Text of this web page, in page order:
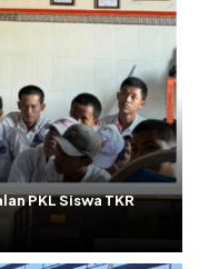
PKL Siswa TKR